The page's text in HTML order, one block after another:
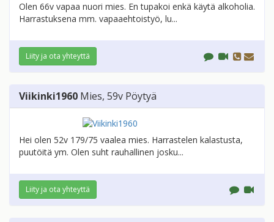
Olen 66v vapaa nuori mies. En tupakoi enkä käytä alkoholia.
Harrastuksena mm. vapaaehtoistyö, lu...
Liity ja ota yhteyttä
Viikinki1960 Mies, 59v Pöytyä
Hei olen 52v 179/75 vaalea mies. Harrastelen kalastusta,
puutöitä ym. Olen suht rauhallinen josku...
Liity ja ota yhteyttä